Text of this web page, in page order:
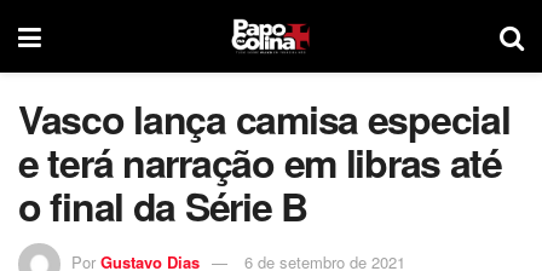
Vasco lança camisa especial
e terá narração em libras até
o final da Série B
Por Gustavo Dias 6 de setembro de 2021